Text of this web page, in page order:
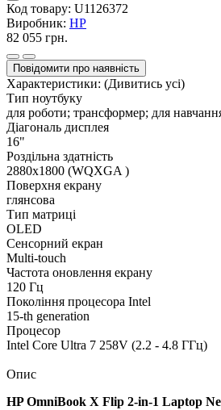
Код товару: U1126372
Виробник: HP
82 055 грн.
Повідомити про наявність
Характеристики: (Дивитись усі)
Тип ноутбуку
для роботи; трансформер; для
Діагональ дисплея
16"
Роздільна здатність
2880x1800 (WQXGA )
Поверхня екрану
глянсова
Тип матриці
OLED
Сенсорний екран
Multi-touch
Частота оновлення екрану
120 Гц
Покоління процесора Intel
15-th generation
Процесор
Intel Core Ultra 7 258V (2.2 - 4.8 ГГц)
Опис
HP OmniBook X Flip 2-in-1 Laptop